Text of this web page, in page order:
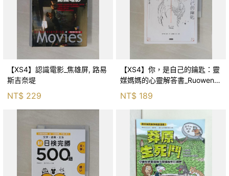
【XS4】認識電影_焦雄屏, 路易
斯吉奈堤
NT$ 229
【XS4】你，是自己的鑰匙：靈
媒媽媽的心靈解答書_Ruowen
Huang
NT$ 189